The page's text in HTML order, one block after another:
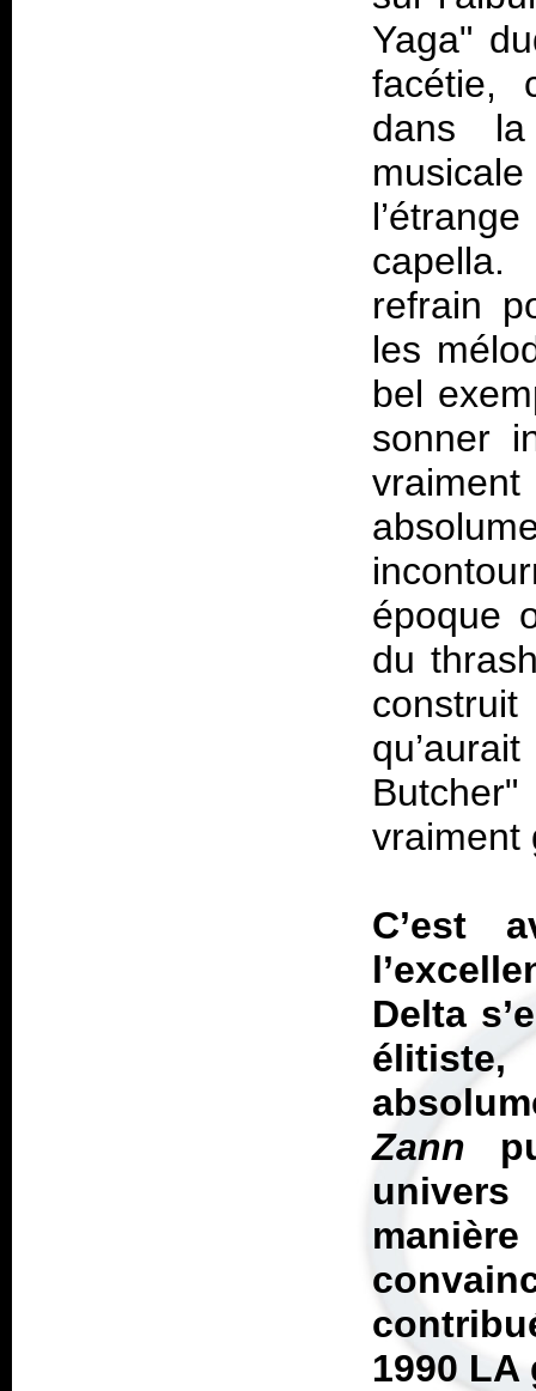
Yaga"
facétie,
dans
capella.
refrain
les
bel
sonner
époque
du
C’est
Delta
Zann
1990